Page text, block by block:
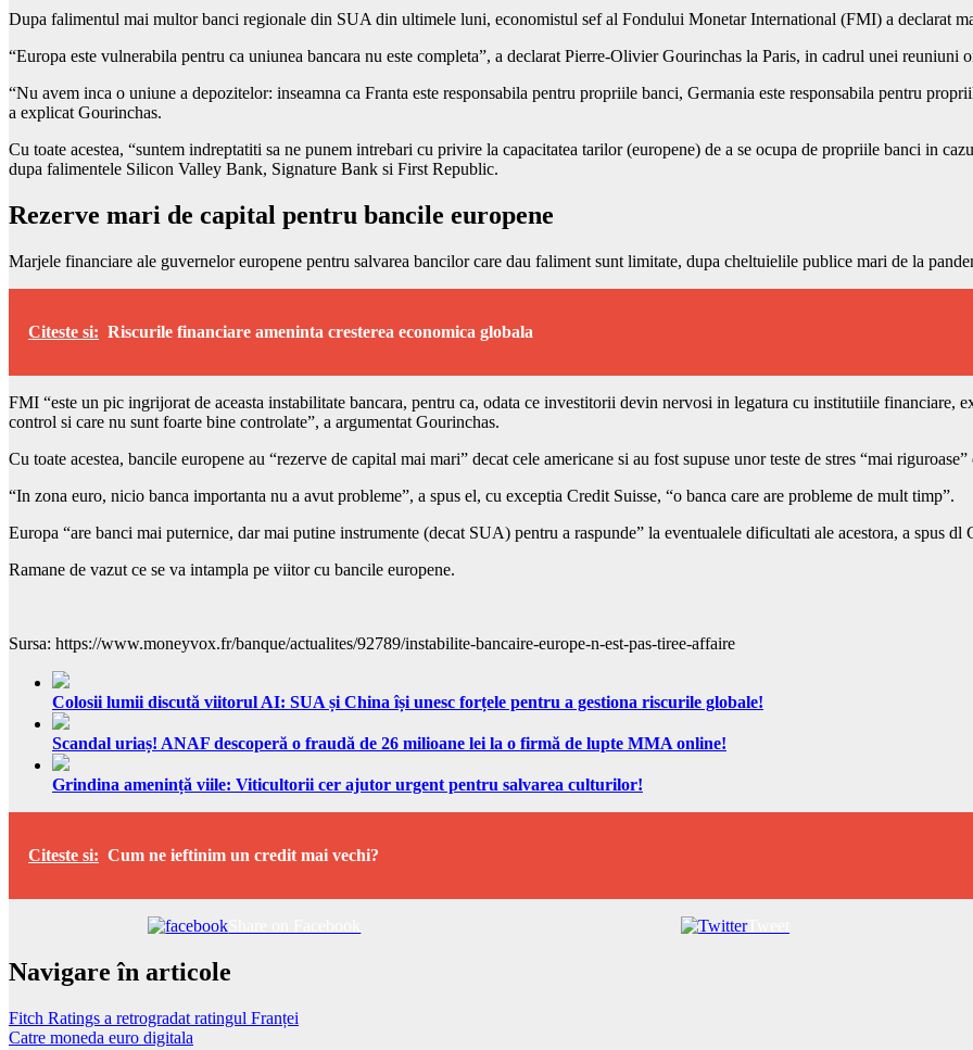
Dupa falimentul mai multor banci regionale din SUA din ultimele luni, economistul sef al Fondului Monetar International (FMI) a declarat
“Europa este vulnerabila pentru ca uniunea bancara nu este completa”, a declarat Pierre-Olivier Gourinchas la Paris, in cadrul unei
“Nu avem inca o uniune a depozitelor: inseamna ca Franta este responsabila pentru propriile banci, Germania este responsabila pentru
a explicat Gourinchas.
Cu toate acestea, “suntem indreptatiti sa ne punem intrebari cu privire la capacitatea tarilor (europene) de a se ocupa de propriile banci in
dupa falimentele Silicon Valley Bank, Signature Bank si First Republic.
Rezerve mari de capital pentru bancile europene
Marjele financiare ale guvernelor europene pentru salvarea bancilor care dau faliment sunt limitate, dupa cheltuielile publice mari de la
Citeste si: Riscurile financiare ameninta cresterea economica globala
FMI “este un pic ingrijorat de aceasta instabilitate bancara, pentru ca, odata ce investitorii devin nervosi in legatura cu institutiile financiare,
control si care nu sunt foarte bine controlate”, a argumentat Gourinchas.
Cu toate acestea, bancile europene au “rezerve de capital mai mari” decat cele americane si au fost supuse unor teste de stres “mai
“In zona euro, nicio banca importanta nu a avut probleme”, a spus el, cu exceptia Credit Suisse, “o banca care are probleme de mult timp”.
Europa “are banci mai puternice, dar mai putine instrumente (decat SUA) pentru a raspunde” la eventualele dificultati ale acestora, a spus dl
Ramane de vazut ce se va intampla pe viitor cu bancile europene.
Sursa: https://www.moneyvox.fr/banque/actualites/92789/instabilite-bancaire-europe-n-est-pas-tiree-affaire
Colosii lumii discută viitorul AI: SUA și China își unesc forțele pentru a gestiona riscurile globale!
Scandal uriaș! ANAF descoperă o fraudă de 26 milioane lei la o firmă de lupte MMA online!
Grindina amenință viile: Viticultorii cer ajutor urgent pentru salvarea culturilor!
Citeste si: Cum ne ieftinim un credit mai vechi?
Tweet
Navigare în articole
Fitch Ratings a retrogradat ratingul Franței
Catre moneda euro digitala